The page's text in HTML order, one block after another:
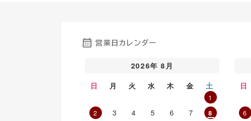
営業日カレンダー
2026年 8月
日
月 火 水 木 金 土
1
2
3 4 5 6 7 8
日
6